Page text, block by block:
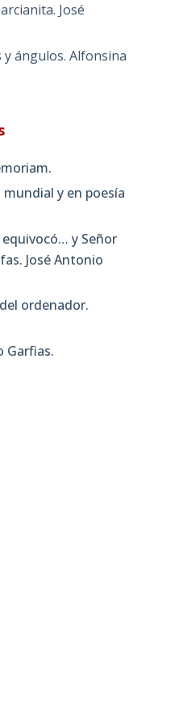
José
y ángulos. Alfonsina
y en poesía
y Señor
José Antonio
ordenador.
Garfias.